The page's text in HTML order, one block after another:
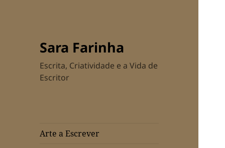
Sara Farinha
Escrita, Criatividade e a Vida de
Escritor
Arte a Escrever